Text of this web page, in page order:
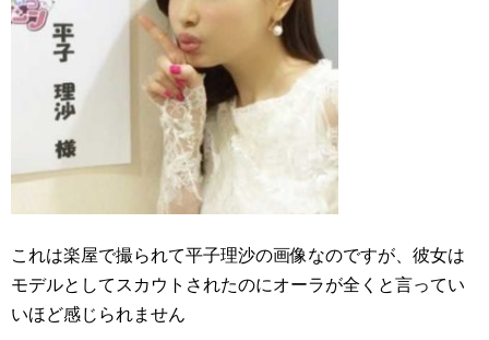
これは楽屋で撮られて平子理沙の画像なのですが、彼女は
モデルとしてスカウトされたのにオーラが全くと言ってい
いほど感じられません